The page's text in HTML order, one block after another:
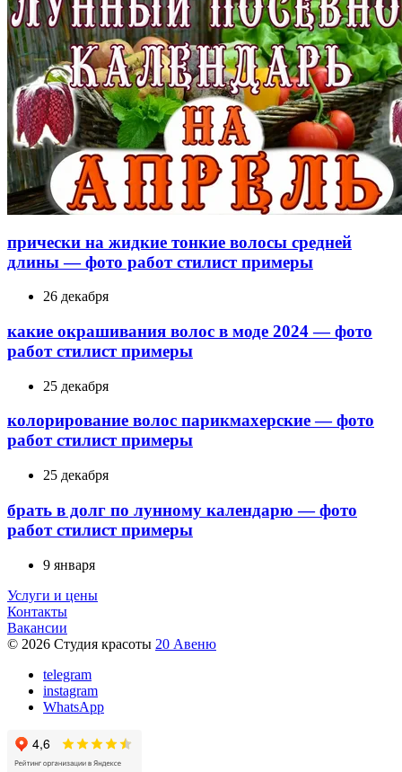
прически на жидкие тонкие волосы средней
длины — фото работ стилист примеры
26 декабря
какие окрашивания волос в моде 2024 — фото
работ стилист примеры
25 декабря
колорирование волос парикмахерские — фото
работ стилист примеры
25 декабря
брать в долг по лунному календарю — фото
работ стилист примеры
9 января
Услуги и цены
Контакты
Вакансии
© 2026 Студия красоты 20 Авеню
telegram
instagram
WhatsApp